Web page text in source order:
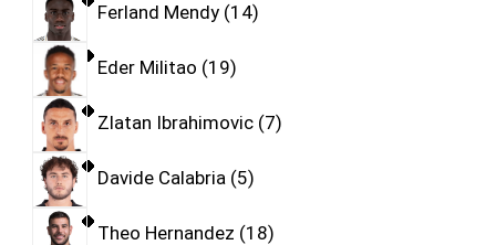
Ferland Mendy 14
Eder Militao 19
Zlatan Ibrahimovic 7
Davide Calabria 5
Theo Hernandez 18